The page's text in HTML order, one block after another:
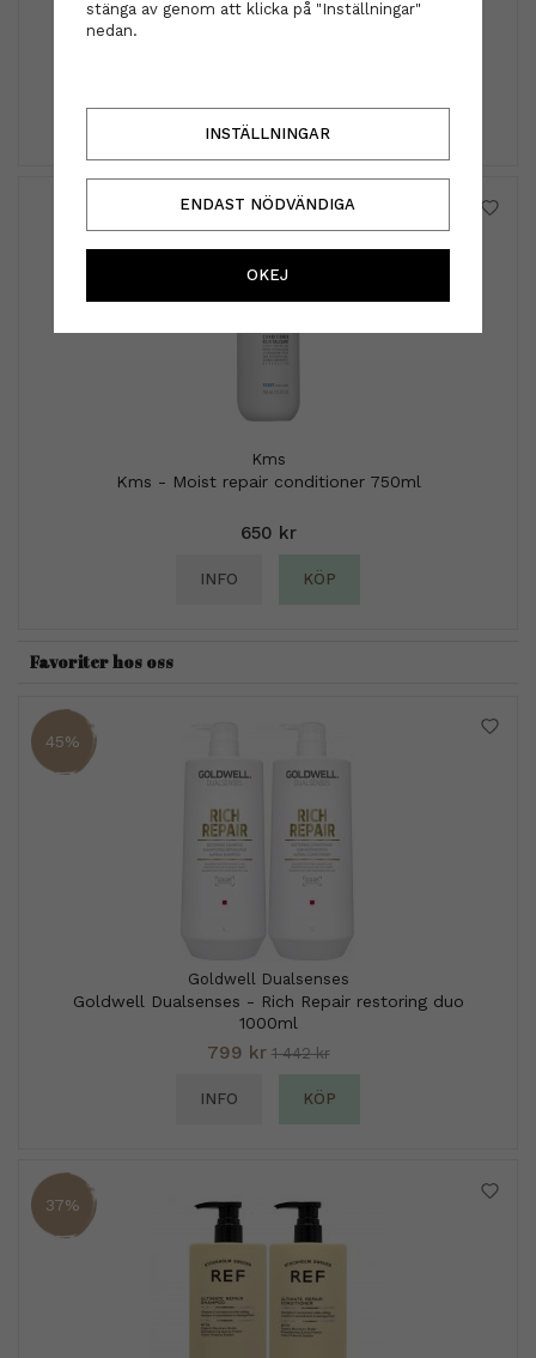
Hairclip - Elise Champagne
Kms
Kms - Moist repair conditioner 750ml
650 kr
INFO KÖP
Favoriter hos oss
45%
Goldwell Dualsenses
Goldwell Dualsenses - Rich Repair restoring duo
1000ml
799 kr 1 442 kr
INFO KÖP
37%
stänga av genom att klicka på "Inställningar"
nedan.
INSTÄLLNINGAR
ENDAST NÖDVÄNDIGA
OKEJ